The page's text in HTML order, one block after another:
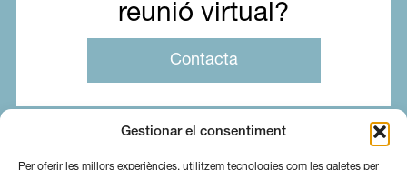
Gestionar el consentiment
Per oferir les millors experiències, utilitzem tecnologies com les galetes per
reunió virtual?
Contacta